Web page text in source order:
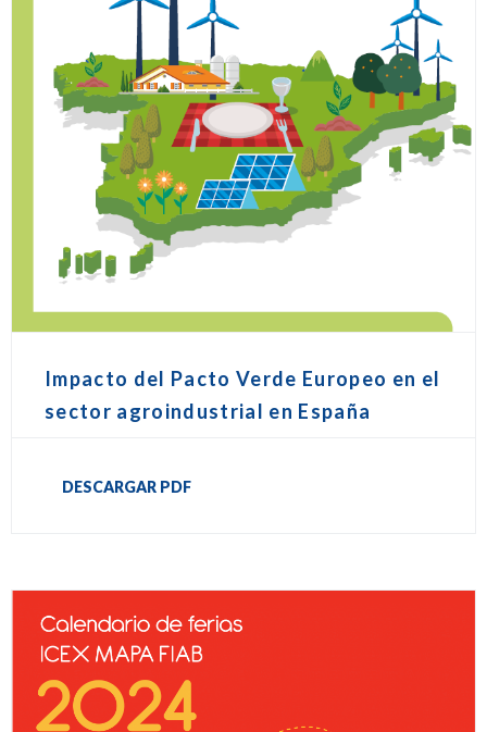
Impacto del Pacto Verde Europeo en el
sector agroindustrial en España
DESCARGAR PDF